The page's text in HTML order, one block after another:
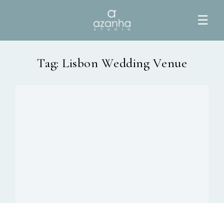
☰
Tag: Lisbon Wedding Venue
HOME